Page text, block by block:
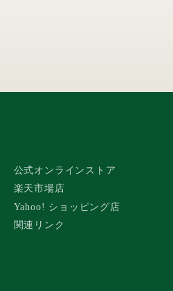
公式オンラインストア
楽天市場店
Yahoo! ショッピング店
関連リンク